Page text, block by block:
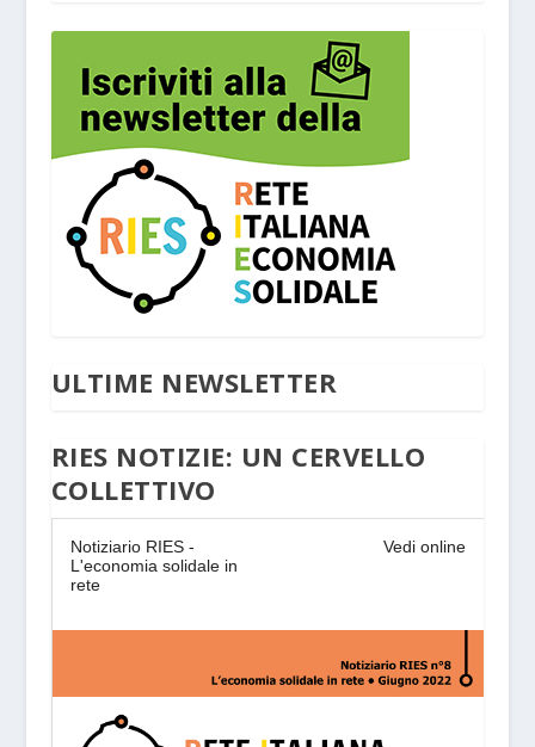
ULTIME NEWSLETTER
RIES NOTIZIE: UN CERVELLO
COLLETTIVO